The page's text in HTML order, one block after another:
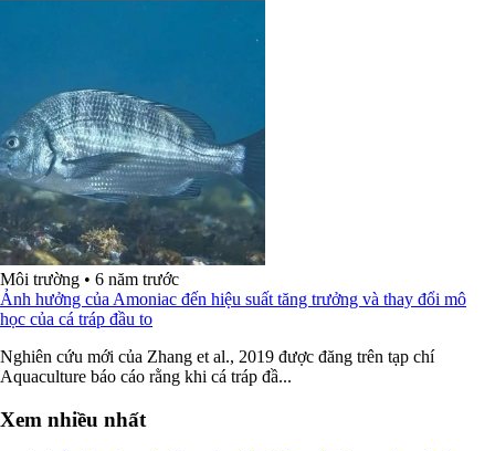
Môi trường • 6 năm trước
Ảnh hưởng của Amoniac đến hiệu suất tăng trưởng và thay đổi mô
học của cá tráp đầu to
Nghiên cứu mới của Zhang et al., 2019 được đăng trên tạp chí
Aquaculture báo cáo rằng khi cá tráp đầ...
Xem nhiều nhất